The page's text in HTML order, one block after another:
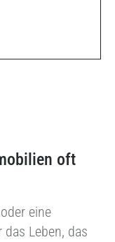
oft
eine
Leben, das